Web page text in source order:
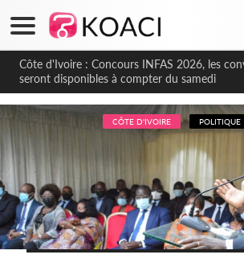
Côte d'Ivoire : Concours INFAS 2026, les
seront disponibles à compter du samedi
CÔTE D'IVOIRE POLITIQUE